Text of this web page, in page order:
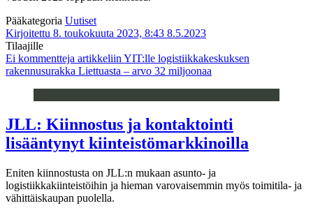
Pääkategoria Uutiset
Kirjoitettu 8. toukokuuta 2023, 8:43 8.5.2023
Tilaajille
Ei kommentteja artikkeliin YIT:lle logistiikkakeskuksen
rakennusurakka Liettuasta – arvo 32 miljoonaa
JLL: Kiinnostus ja kontaktointi
lisääntynyt kiinteistömarkkinoilla
Eniten kiinnostusta on JLL:n mukaan asunto- ja
logistiikkakiinteistöihin ja hieman varovaisemmin myös toimitila- ja
vähittäiskaupan puolella.